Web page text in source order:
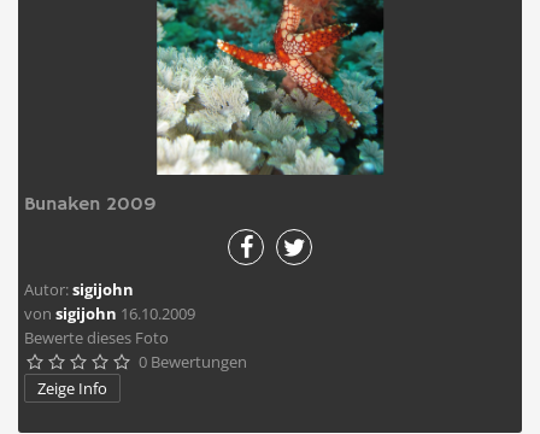
Bunaken 2009
Autor:sigijohn
von sigijohn 16.10.2009
Bewerte dieses Foto
     0 Bewertungen
Zeige Info